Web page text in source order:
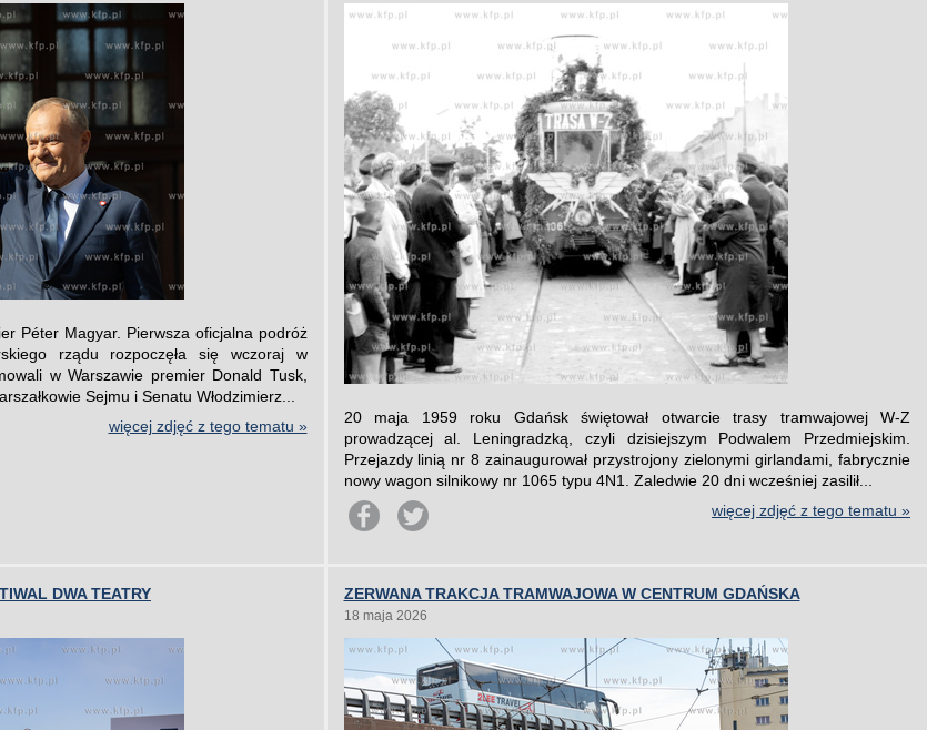
Péter Magyar. Pierwsza oficjalna podróż
rządu rozpoczęła się wczoraj w
w Warszawie premier Donald Tusk,
Sejmu i Senatu Włodzimierz...
więcej zdjęć z tego tematu »
20 maja 1959 roku Gdańsk świętował otwarcie trasy tramwajowej W-Z
prowadzącej al. Leningradzką, czyli dzisiejszym Podwalem Przedmiejskim.
Przejazdy linią nr 8 zainaugurował przystrojony zielonymi girlandami, fabrycznie
nowy wagon silnikowy nr 1065 typu 4N1. Zaledwie 20 dni wcześniej zasilił...
więcej zdjęć z tego tematu »
DWA TEATRY ZERWANA TRAKCJA TRAMWAJOWA W CENTRUM GDAŃSKA
18 maja 2026